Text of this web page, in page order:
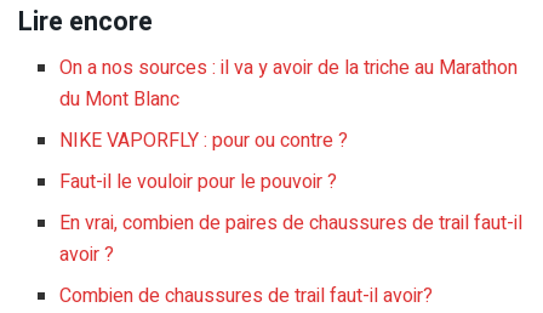
Lire encore
On a nos sources : il va y avoir de la triche au Marathon
du Mont Blanc
NIKE VAPORFLY : pour ou contre ?
Faut-il le vouloir pour le pouvoir ?
En vrai, combien de paires de chaussures de trail faut-il
avoir ?
Combien de chaussures de trail faut-il avoir?